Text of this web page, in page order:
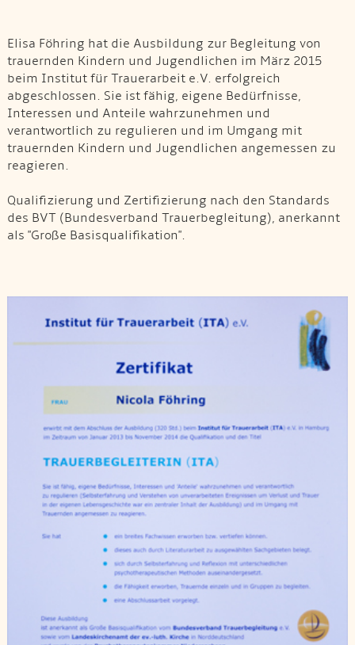
Elisa Föhring hat die Ausbildung zur Begleitung von
trauernden Kindern und Jugendlichen im März 2015
beim Institut für Trauerarbeit e.V. erfolgreich
abgeschlossen. Sie ist fähig, eigene Bedürfnisse,
Interessen und Anteile wahrzunehmen und
verantwortlich zu regulieren und im Umgang mit
trauernden Kindern und Jugendlichen angemessen zu
reagieren.
Qualifizierung und Zertifizierung nach den Standards
des BVT (Bundesverband Trauerbegleitung), anerkannt
als "Große Basisqualifikation".